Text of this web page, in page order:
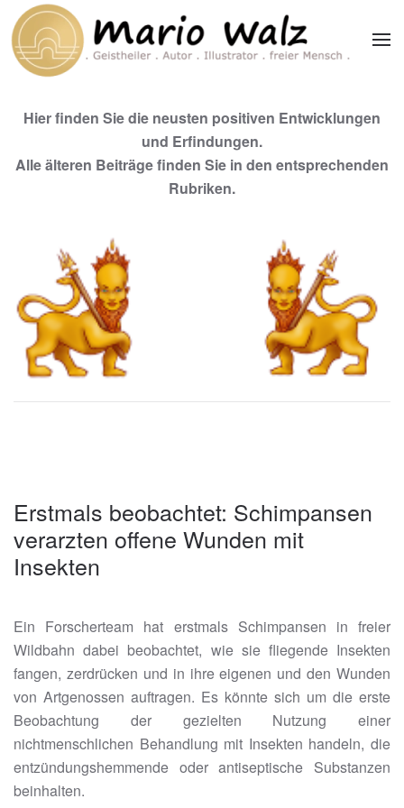
Zum Hauptinhalt springen
Hier finden Sie die neusten positiven Entwicklungen
und Erfindungen.
Alle älteren Beiträge finden Sie in den entsprechenden
Rubriken.
Erstmals beobachtet: Schimpansen
verarzten offene Wunden mit
Insekten
Ein Forscherteam hat erstmals Schimpansen in freier
Wildbahn dabei beobachtet, wie sie fliegende Insekten
fangen, zerdrücken und in ihre eigenen und den Wunden
von Artgenossen auftragen. Es könnte sich um die erste
Beobachtung der gezielten Nutzung einer
nichtmenschlichen Behandlung mit Insekten handeln, die
entzündungshemmende oder antiseptische Substanzen
beinhalten.